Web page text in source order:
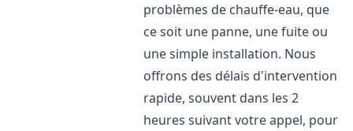
problèmes de chauffe-eau, que
ce soit une panne, une fuite ou
une simple installation. Nous
offrons des délais d'intervention
rapide, souvent dans les 2
heures suivant votre appel, pour